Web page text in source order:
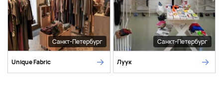
Санкт-Петербург
Unique Fabric
Санкт-Петербург
Луук